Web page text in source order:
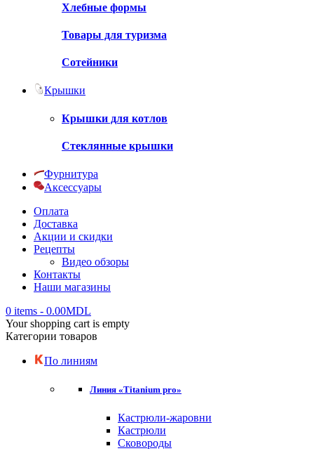
Хлебные формы
Товары для туризма
Сотейники
Крышки
Крышки для котлов
Стеклянные крышки
Фурнитура
Аксессуары
Оплата
Доставка
Акции и скидки
Рецепты
Видео обзоры
Контакты
Наши магазины
0 items - 0.00MDL
Your shopping cart is empty
Категории товаров
По линиям
Линия «Titanium pro»
Кастрюли-жаровни
Кастрюли
Сковороды